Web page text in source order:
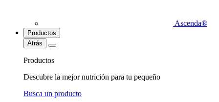
Ascenda®
Productos
Atrás
Productos
Descubre la mejor nutrición para tu pequeño
Busca un producto